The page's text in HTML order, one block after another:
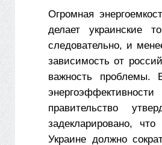
Огромная
делает украинские
следовательно, и
зависимость от
важность проблемы.
правительство
задекларировано,
Украине должно